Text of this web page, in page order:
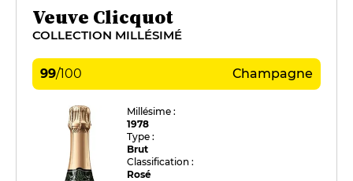
Veuve Clicquot
COLLECTION MILLÉSIMÉ
99/100 Champagne
Millésime :
1978
Type :
Brut
Classification :
Rosé